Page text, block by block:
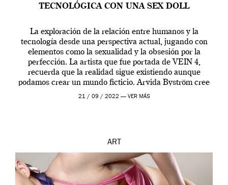
TECNOLÓGICA CON UNA SEX DOLL
La exploración de la relación entre humanos y la
tecnología desde una perspectiva actual, jugando con
elementos como la sexualidad y la obsesión por la
perfección. La artista que fue portada de VEIN 4,
recuerda que la realidad sigue existiendo aunque
podamos crear un mundo ficticio. Arvida Byström cree
que los humanos tienen un complejo […]
21 / 09 / 2022 — VER MÁS
ART